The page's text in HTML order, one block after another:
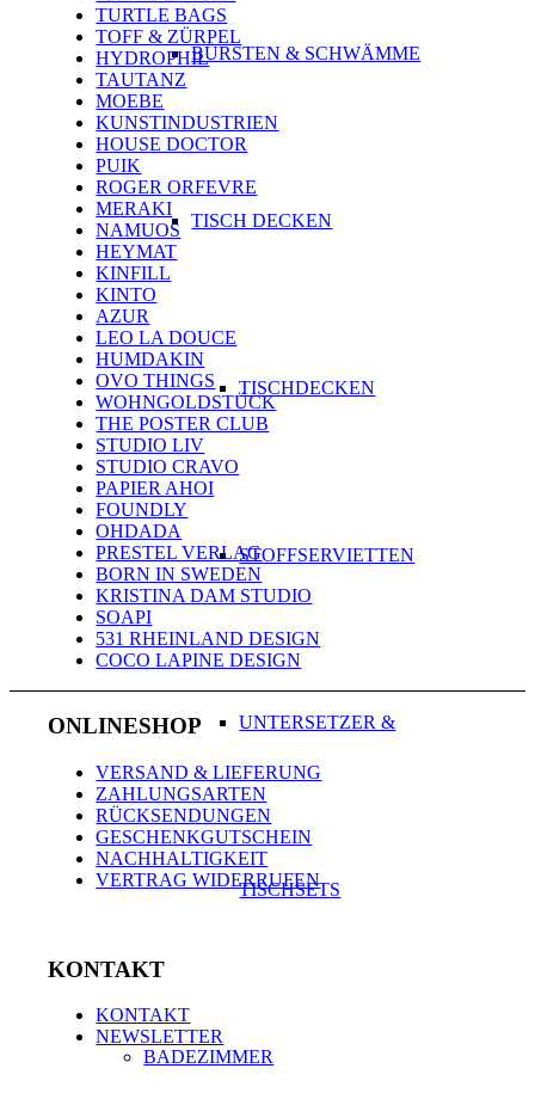
BÜRSTEN & SCHWÄMME
TISCH DECKEN
TISCHDECKEN
STOFFSERVIETTEN
UNTERSETZER &
TISCHSETS
BADEZIMMER
TURTLE BAGS
TOFF & ZÜRPEL
HYDROPHIL
TAUTANZ
MOEBE
KUNSTINDUSTRIEN
HOUSE DOCTOR
PUIK
ROGER ORFEVRE
MERAKI
NAMUOS
HEYMAT
KINFILL
KINTO
AZUR
LEO LA DOUCE
HUMDAKIN
OVO THINGS
WOHNGOLDSTÜCK
THE POSTER CLUB
STUDIO LIV
STUDIO CRAVO
PAPIER AHOI
FOUNDLY
OHDADA
PRESTEL VERLAG
BORN IN SWEDEN
KRISTINA DAM STUDIO
SOAPI
531 RHEINLAND DESIGN
COCO LAPINE DESIGN
ONLINESHOP
VERSAND & LIEFERUNG
ZAHLUNGSARTEN
RÜCKSENDUNGEN
GESCHENKGUTSCHEIN
NACHHALTIGKEIT
VERTRAG WIDERRUFEN
KONTAKT
KONTAKT
NEWSLETTER